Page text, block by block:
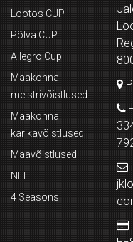
Lootos CUP
Põlva CUP
Allegro Cup
Maakonna
meistrivõistlused
Maakonna
karikavõistlused
Maavõistlused
NLT
4 Seasons